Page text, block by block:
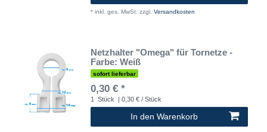
* inkl. ges. MwSt. zzgl. Versandkosten
Netzhalter "Omega" für Tornetze -
Farbe: Weiß
sofort lieferbar
0,30 € *
1 Stück | 0,30 € / Stück
In den Warenkorb